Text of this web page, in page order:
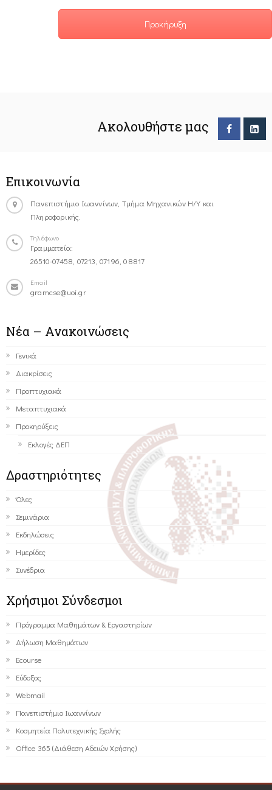
Προκήρυξη
Ακολουθήστε μας
Επικοινωνία
Πανεπιστήμιο Ιωαννίνων, Τμήμα Μηχανικών Η/Υ και
Πληροφορικής.
Τηλέφωνο
Γραμματεία:
26510-07458, 07213, 07196, 08817
Email
gramcse@uoi.gr
Νέα – Ανακοινώσεις
Γενικά
Διακρίσεις
Προπτυχιακά
Μεταπτυχιακά
Προκηρύξεις
Εκλογές ΔΕΠ
Δραστηριότητες
Όλες
Σεμινάρια
Εκδηλώσεις
Ημερίδες
Συνέδρια
Χρήσιμοι Σύνδεσμοι
Πρόγραμμα Μαθημάτων & Εργαστηρίων
Δήλωση Μαθημάτων
Ecourse
Εύδοξος
Webmail
Πανεπιστήμιο Ιωαννίνων
Κοσμητεία Πολυτεχνικής Σχολής
Office 365 (Διάθεση Αδειών Χρήσης)